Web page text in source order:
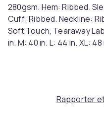
280gsm. Hem: Ribbed.
Cuff: Ribbed. Neckline:
Soft Touch, Tearaway
in. M: 40 in. L: 44 in. XL:
Rapporter